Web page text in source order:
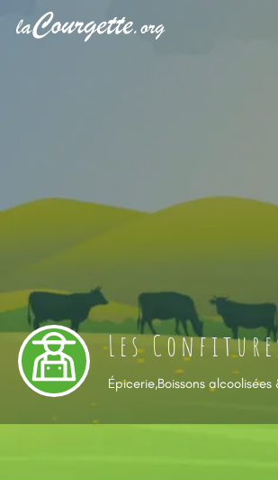
Les
Épicerie,Boissons alcoolisées